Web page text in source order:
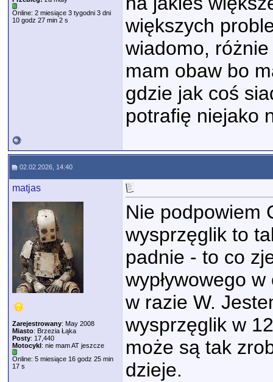
Online: 2 miesiące 3 tygodni 3 dni
10 godz 27 min 2 s
większych
wiadomo,
mam obaw bo
gdzie jak coś
potrafię niejako
02.02.2026, 14:40
matjas
Zarejestrowany: May 2008
Miasto: Brzezia Łąka
Posty: 17,440
Motocykl: nie mam AT jeszcze
Online: 5 miesiące 16 godz 25 min
17 s
Nie podpowiem
wysprzęglik to
padnie - to co
wypływowego
w razie W.
wysprzęglik w
może są tak
dzieje.